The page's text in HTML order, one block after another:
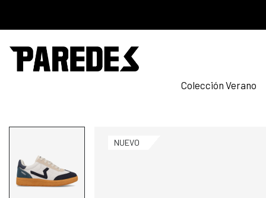
Colección Verano
NUEVO